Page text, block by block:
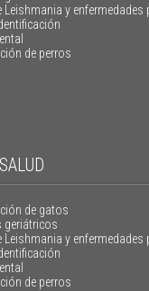
y enfermedades
de perros
de gatos
geriátricos
y enfermedades
de perros